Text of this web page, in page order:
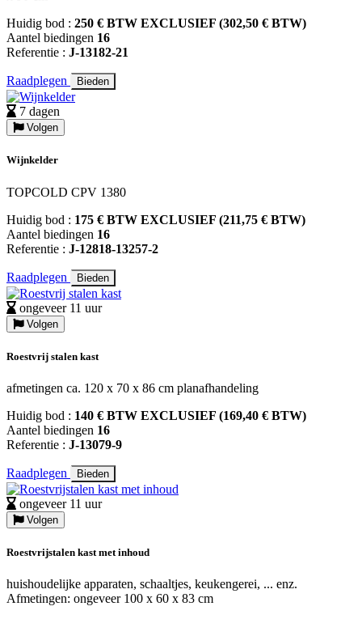
Huidig bod : 250 € BTW EXCLUSIEF (302,50 € BTW)
Aantel biedingen 16
Referentie : J-13182-21
Raadplegen Bieden
7 dagen
Volgen
Wijnkelder
TOPCOLD CPV 1380
Huidig bod : 175 € BTW EXCLUSIEF (211,75 € BTW)
Aantel biedingen 16
Referentie : J-12818-13257-2
Raadplegen Bieden
ongeveer 11 uur
Volgen
Roestvrij stalen kast
afmetingen ca. 120 x 70 x 86 cm planafhandeling
Huidig bod : 140 € BTW EXCLUSIEF (169,40 € BTW)
Aantel biedingen 16
Referentie : J-13079-9
Raadplegen Bieden
ongeveer 11 uur
Volgen
Roestvrijstalen kast met inhoud
huishoudelijke apparaten, schaaltjes, keukengerei, ... enz.
Afmetingen: ongeveer 100 x 60 x 83 cm